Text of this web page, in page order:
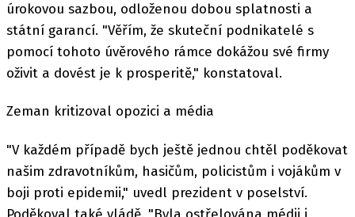
úrokovou sazbou, odloženou dobou splatnosti a
státní garancí. "Věřím, že skuteční podnikatelé s
pomocí tohoto úvěrového rámce dokážou své firmy
oživit a dovést je k prosperitě," konstatoval.
Zeman kritizoval opozici a média
"V každém případě bych ještě jednou chtěl poděkovat
našim zdravotníkům, hasičům, policistům i vojákům v
boji proti epidemii," uvedl prezident v poselství.